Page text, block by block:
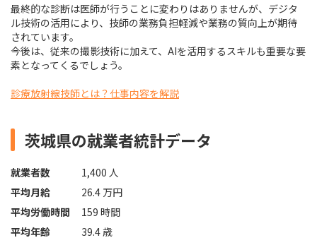
最終的な診断は医師が行うことに変わりはありませんが、デジタ
ル技術の活用により、技師の業務負担軽減や業務の質向上が期待
されています。
今後は、従来の撮影技術に加えて、AIを活用するスキルも重要な要
素となってくるでしょう。
診療放射線技師とは？仕事内容を解説
茨城県の就業者統計データ
就業者数
1,400 人
平均月給
26.4 万円
平均労働時間
159 時間
平均年齢
39.4 歳